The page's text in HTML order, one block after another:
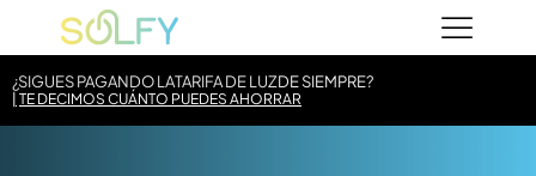
contingut
Solfy
¿SIGUES PAGANDO LATARIFA DE LUZDE SIEMPRE?
TE DECIMOS CUÁNTO PUEDES AHORRAR